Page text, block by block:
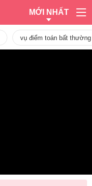
MỚI NHẤT
vụ điểm toán bất